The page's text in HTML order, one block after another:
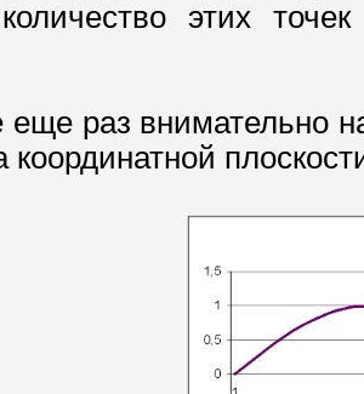
этих
еще раз внимательно